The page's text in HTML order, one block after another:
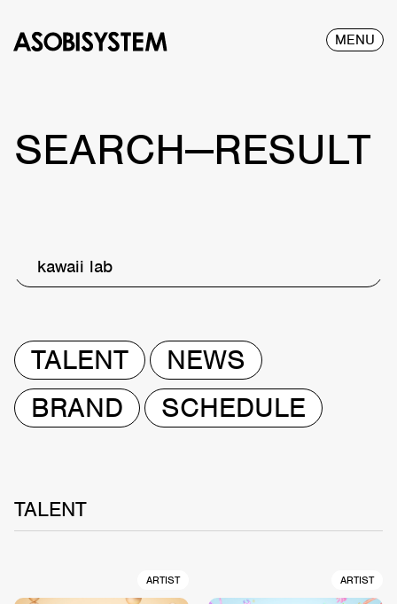
MENU
SEARCH—RESULT
kawaii lab
TALENT
NEWS
BRAND
SCHEDULE
TALENT
ARTIST ARTIST